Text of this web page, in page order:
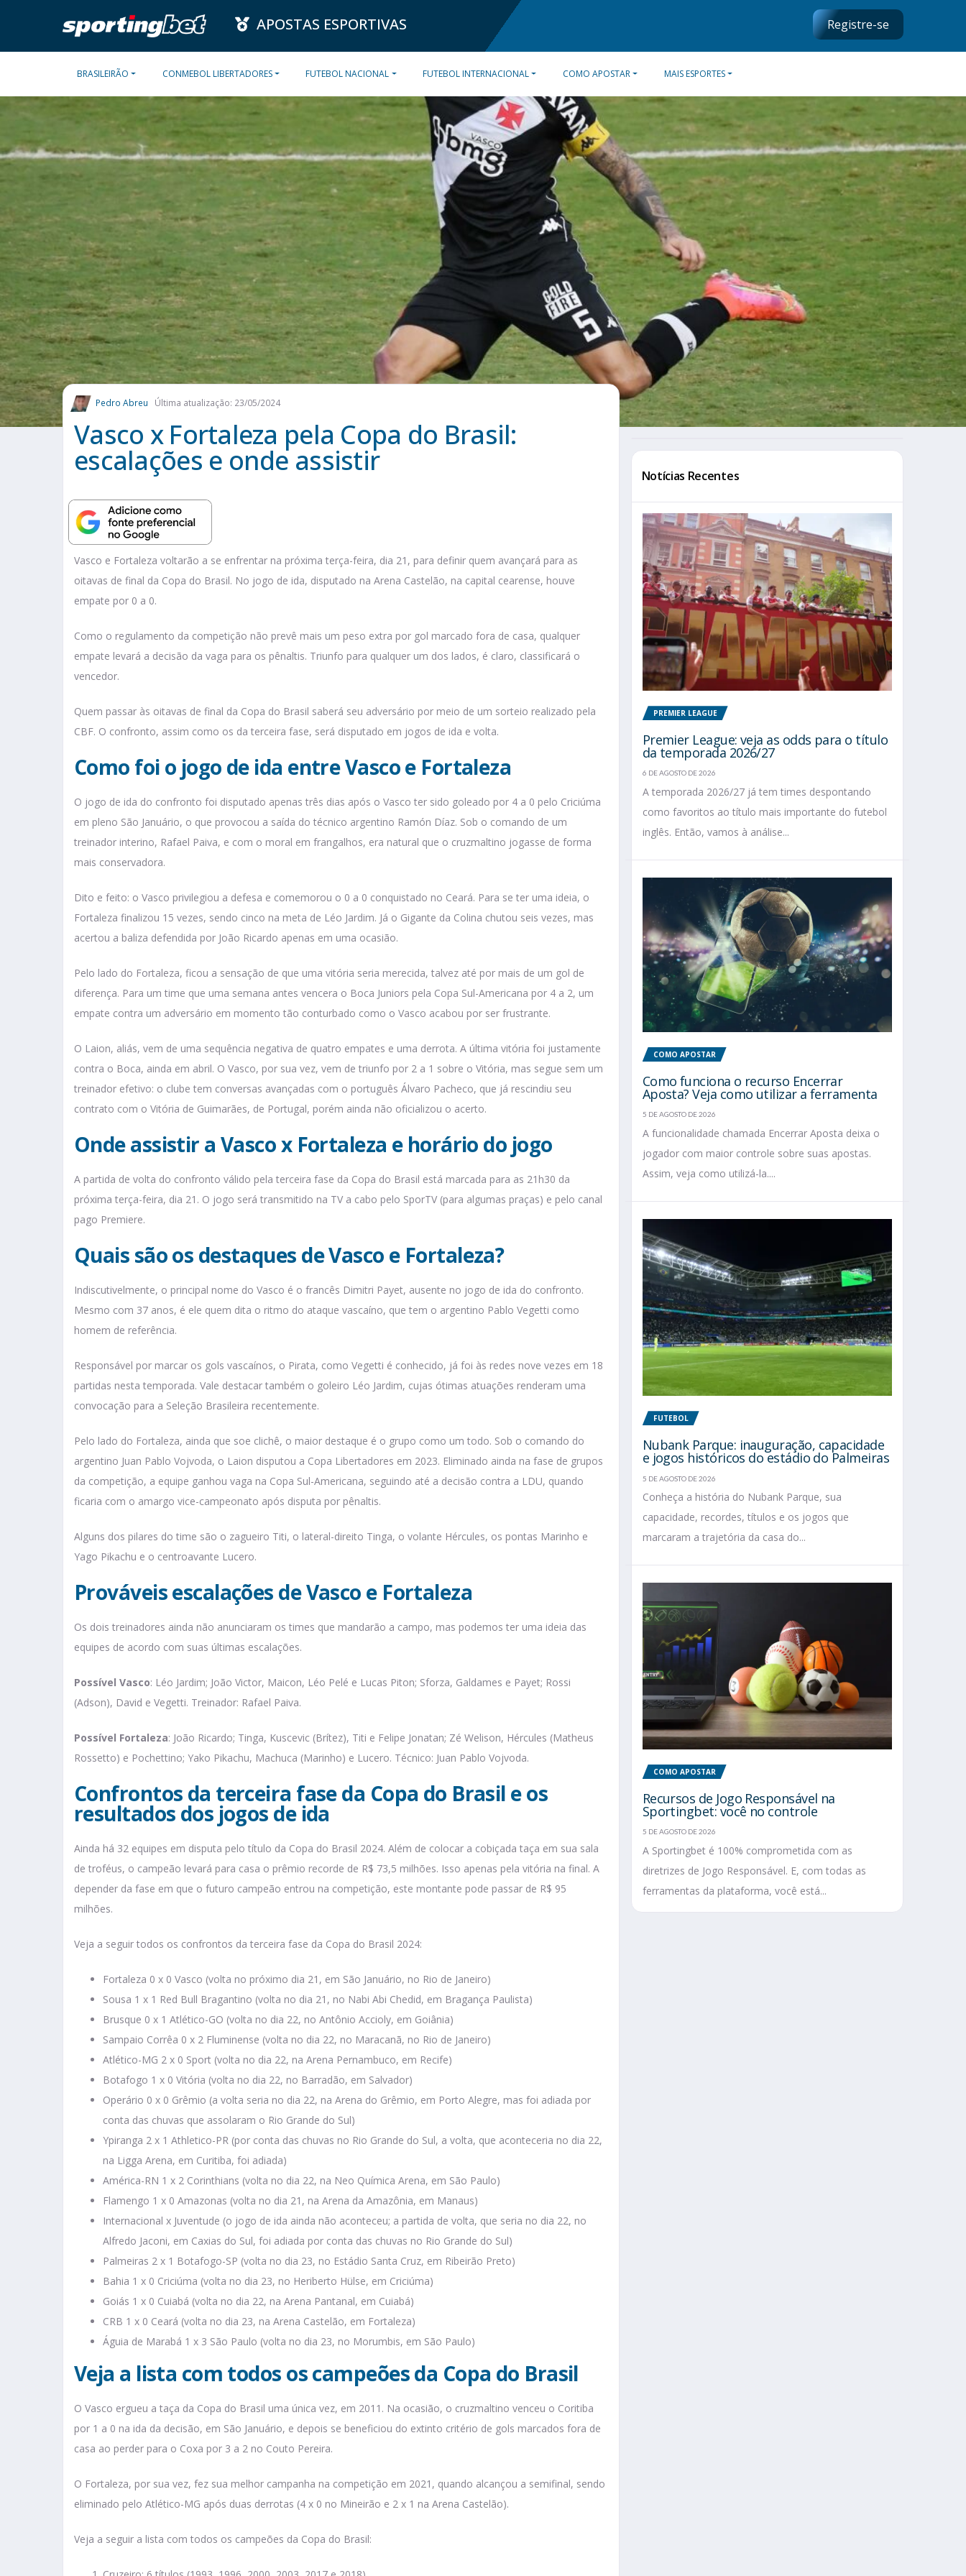
APOSTAS ESPORTIVAS Registre-se
BRASILEIRÃO CONMEBOL LIBERTADORES FUTEBOL NACIONAL FUTEBOL INTERNACIONAL COMO APOSTAR MAIS ESPORTES
Pedro Abreu Última atualização: 23/05/2024
Vasco x Fortaleza pela Copa do Brasil:
escalações e onde assistir
Vasco e Fortaleza voltarão a se enfrentar na próxima terça-feira, dia 21, para definir quem avançará para as
oitavas de final da Copa do Brasil. No jogo de ida, disputado na Arena Castelão, na capital cearense, houve
empate por 0 a 0.
Como o regulamento da competição não prevê mais um peso extra por gol marcado fora de casa, qualquer
empate levará a decisão da vaga para os pênaltis. Triunfo para qualquer um dos lados, é claro, classificará o
vencedor.
Quem passar às oitavas de final da Copa do Brasil saberá seu adversário por meio de um sorteio realizado pela
CBF. O confronto, assim como os da terceira fase, será disputado em jogos de ida e volta.
Como foi o jogo de ida entre Vasco e Fortaleza
O jogo de ida do confronto foi disputado apenas três dias após o Vasco ter sido goleado por 4 a 0 pelo Criciúma
em pleno São Januário, o que provocou a saída do técnico argentino Ramón Díaz. Sob o comando de um
treinador interino, Rafael Paiva, e com o moral em frangalhos, era natural que o cruzmaltino jogasse de forma
mais conservadora.
Dito e feito: o Vasco privilegiou a defesa e comemorou o 0 a 0 conquistado no Ceará. Para se ter uma ideia, o
Fortaleza finalizou 15 vezes, sendo cinco na meta de Léo Jardim. Já o Gigante da Colina chutou seis vezes, mas
acertou a baliza defendida por João Ricardo apenas em uma ocasião.
Pelo lado do Fortaleza, ficou a sensação de que uma vitória seria merecida, talvez até por mais de um gol de
diferença. Para um time que uma semana antes vencera o Boca Juniors pela Copa Sul-Americana por 4 a 2, um
empate contra um adversário em momento tão conturbado como o Vasco acabou por ser frustrante.
O Laion, aliás, vem de uma sequência negativa de quatro empates e uma derrota. A última vitória foi justamente
contra o Boca, ainda em abril. O Vasco, por sua vez, vem de triunfo por 2 a 1 sobre o Vitória, mas segue sem um
treinador efetivo: o clube tem conversas avançadas com o português Álvaro Pacheco, que já rescindiu seu
contrato com o Vitória de Guimarães, de Portugal, porém ainda não oficializou o acerto.
Onde assistir a Vasco x Fortaleza e horário do jogo
A partida de volta do confronto válido pela terceira fase da Copa do Brasil está marcada para as 21h30 da
próxima terça-feira, dia 21. O jogo será transmitido na TV a cabo pelo SporTV (para algumas praças) e pelo canal
pago Premiere.
Quais são os destaques de Vasco e Fortaleza?
Indiscutivelmente, o principal nome do Vasco é o francês Dimitri Payet, ausente no jogo de ida do confronto.
Mesmo com 37 anos, é ele quem dita o ritmo do ataque vascaíno, que tem o argentino Pablo Vegetti como
homem de referência.
Responsável por marcar os gols vascaínos, o Pirata, como Vegetti é conhecido, já foi às redes nove vezes em 18
partidas nesta temporada. Vale destacar também o goleiro Léo Jardim, cujas ótimas atuações renderam uma
convocação para a Seleção Brasileira recentemente.
Pelo lado do Fortaleza, ainda que soe clichê, o maior destaque é o grupo como um todo. Sob o comando do
argentino Juan Pablo Vojvoda, o Laion disputou a Copa Libertadores em 2023. Eliminado ainda na fase de grupos
da competição, a equipe ganhou vaga na Copa Sul-Americana, seguindo até a decisão contra a LDU, quando
ficaria com o amargo vice-campeonato após disputa por pênaltis.
Alguns dos pilares do time são o zagueiro Titi, o lateral-direito Tinga, o volante Hércules, os pontas Marinho e
Yago Pikachu e o centroavante Lucero.
Prováveis escalações de Vasco e Fortaleza
Os dois treinadores ainda não anunciaram os times que mandarão a campo, mas podemos ter uma ideia das
equipes de acordo com suas últimas escalações.
Possível Vasco: Léo Jardim; João Victor, Maicon, Léo Pelé e Lucas Piton; Sforza, Galdames e Payet; Rossi
(Adson), David e Vegetti. Treinador: Rafael Paiva.
Possível Fortaleza: João Ricardo; Tinga, Kuscevic (Brítez), Titi e Felipe Jonatan; Zé Welison, Hércules (Matheus
Rossetto) e Pochettino; Yako Pikachu, Machuca (Marinho) e Lucero. Técnico: Juan Pablo Vojvoda.
Confrontos da terceira fase da Copa do Brasil e os
resultados dos jogos de ida
Ainda há 32 equipes em disputa pelo título da Copa do Brasil 2024. Além de colocar a cobiçada taça em sua sala
de troféus, o campeão levará para casa o prêmio recorde de R$ 73,5 milhões. Isso apenas pela vitória na final. A
depender da fase em que o futuro campeão entrou na competição, este montante pode passar de R$ 95
milhões.
Veja a seguir todos os confrontos da terceira fase da Copa do Brasil 2024:
Fortaleza 0 x 0 Vasco (volta no próximo dia 21, em São Januário, no Rio de Janeiro)
Sousa 1 x 1 Red Bull Bragantino (volta no dia 21, no Nabi Abi Chedid, em Bragança Paulista)
Brusque 0 x 1 Atlético-GO (volta no dia 22, no Antônio Accioly, em Goiânia)
Sampaio Corrêa 0 x 2 Fluminense (volta no dia 22, no Maracanã, no Rio de Janeiro)
Atlético-MG 2 x 0 Sport (volta no dia 22, na Arena Pernambuco, em Recife)
Botafogo 1 x 0 Vitória (volta no dia 22, no Barradão, em Salvador)
Operário 0 x 0 Grêmio (a volta seria no dia 22, na Arena do Grêmio, em Porto Alegre, mas foi adiada por
conta das chuvas que assolaram o Rio Grande do Sul)
Ypiranga 2 x 1 Athletico-PR (por conta das chuvas no Rio Grande do Sul, a volta, que aconteceria no dia 22,
na Ligga Arena, em Curitiba, foi adiada)
América-RN 1 x 2 Corinthians (volta no dia 22, na Neo Química Arena, em São Paulo)
Flamengo 1 x 0 Amazonas (volta no dia 21, na Arena da Amazônia, em Manaus)
Internacional x Juventude (o jogo de ida ainda não aconteceu; a partida de volta, que seria no dia 22, no
Alfredo Jaconi, em Caxias do Sul, foi adiada por conta das chuvas no Rio Grande do Sul)
Palmeiras 2 x 1 Botafogo-SP (volta no dia 23, no Estádio Santa Cruz, em Ribeirão Preto)
Bahia 1 x 0 Criciúma (volta no dia 23, no Heriberto Hülse, em Criciúma)
Goiás 1 x 0 Cuiabá (volta no dia 22, na Arena Pantanal, em Cuiabá)
CRB 1 x 0 Ceará (volta no dia 23, na Arena Castelão, em Fortaleza)
Águia de Marabá 1 x 3 São Paulo (volta no dia 23, no Morumbis, em São Paulo)
Veja a lista com todos os campeões da Copa do Brasil
O Vasco ergueu a taça da Copa do Brasil uma única vez, em 2011. Na ocasião, o cruzmaltino venceu o Coritiba
por 1 a 0 na ida da decisão, em São Januário, e depois se beneficiou do extinto critério de gols marcados fora de
casa ao perder para o Coxa por 3 a 2 no Couto Pereira.
O Fortaleza, por sua vez, fez sua melhor campanha na competição em 2021, quando alcançou a semifinal, sendo
eliminado pelo Atlético-MG após duas derrotas (4 x 0 no Mineirão e 2 x 1 na Arena Castelão).
Veja a seguir a lista com todos os campeões da Copa do Brasil:
Notícias Recentes
PREMIER LEAGUE
Premier League: veja as odds para o título
da temporada 2026/27
6 DE AGOSTO DE 2026
A temporada 2026/27 já tem times despontando
como favoritos ao título mais importante do futebol
inglês. Então, vamos à análise...
COMO APOSTAR
Como funciona o recurso Encerrar
Aposta? Veja como utilizar a ferramenta
5 DE AGOSTO DE 2026
A funcionalidade chamada Encerrar Aposta deixa o
jogador com maior controle sobre suas apostas.
Assim, veja como utilizá-la....
FUTEBOL
Nubank Parque: inauguração, capacidade
e jogos históricos do estádio do Palmeiras
5 DE AGOSTO DE 2026
Conheça a história do Nubank Parque, sua
capacidade, recordes, títulos e os jogos que
marcaram a trajetória da casa do...
COMO APOSTAR
Recursos de Jogo Responsável na
Sportingbet: você no controle
5 DE AGOSTO DE 2026
A Sportingbet é 100% comprometida com as
diretrizes de Jogo Responsável. E, com todas as
ferramentas da plataforma, você está...